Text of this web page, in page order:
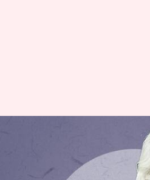
कांग्रेस ने सैम
टिप्पणी से किनारा
हमारे विचार नहीं